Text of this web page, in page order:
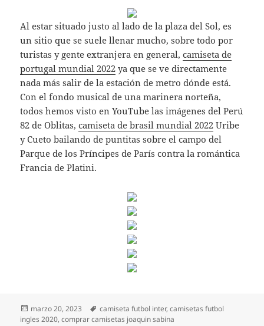
Al estar situado justo al lado de la plaza del Sol, es
un sitio que se suele llenar mucho, sobre todo por
turistas y gente extranjera en general,camiseta de
portugal mundial 2022 ya que se ve directamente
nada más salir de la estación de metro dónde está.
Con el fondo musical de una marinera norteña,
todos hemos visto en YouTube las imágenes del Perú
82 de Oblitas,camiseta de brasil mundial 2022 Uribe
y Cueto bailando de puntitas sobre el campo del
Parque de los Príncipes de París contra la romántica
Francia de Platini.
Publicado
el
marzo 20, 2023 Etiquetas
camiseta futbol inter,camisetas futbol
ingles 2020,comprar camisetas joaquin sabina